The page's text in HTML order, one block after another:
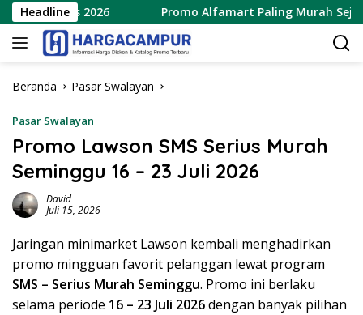
Langsung
ke
konten
Headline
2026 Promo Alfamart Paling Murah Sejagat 8 –
Beranda Pasar Swalayan
Pasar Swalayan
Promo Lawson SMS Serius Murah
Seminggu 16 – 23 Juli 2026
David
Juli 15, 2026
Jaringan minimarket Lawson kembali menghadirkan
promo mingguan favorit pelanggan lewat program
SMS – Serius Murah Seminggu. Promo ini berlaku
selama periode 16 – 23 Juli 2026dengan banyak pilihan